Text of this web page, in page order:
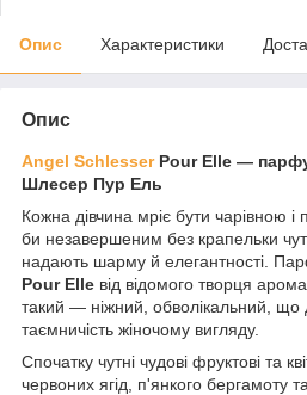
Опис Характеристики
Опис
Angel SchlesserPour Elle —
Шлесер Пур Ель
Кожна дівчина мріє бути чарівною і
би незавершеним без крапельки
надають шарму й елегантності.
Pour Elle від відомого творця
такий — ніжний, обволікальний, що
таємничість жіночому вигляду.
Спочатку чутні чудові фруктові та
червоних ягід, п'янкого бергамоту